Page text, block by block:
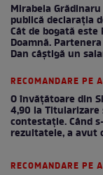
Mirabela
publică declarația
Cât de bogată este
Doamnă.
Dan câștigă un
RECOMANDARE PE
O învățătoare din
4,90 la
contestație. Când
rezultatele, a avut
RECOMANDARE PE